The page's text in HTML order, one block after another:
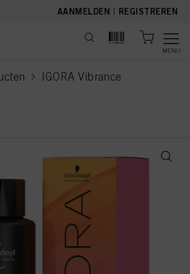
AANMELDEN | REGISTREREN
MENU
IGORA Vibrance
current page